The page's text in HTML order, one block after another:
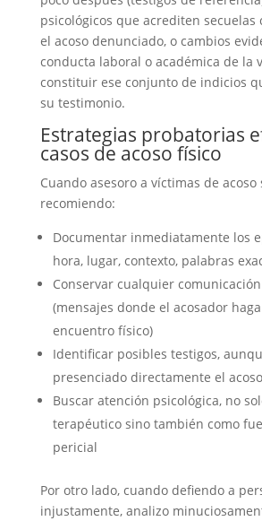
psicológicos que acrediten secuelas
el acoso denunciado, o cambios
conducta laboral o académica de la
constituir ese conjunto de indicios
su testimonio.
Estrategias probatorias
casos de acoso físico
Cuando asesoro a víctimas de acoso
recomiendo:
Documentar inmediatamente los
hora, lugar, contexto, palabras
Conservar cualquier
(mensajes donde el acosador
encuentro físico)
Identificar posibles testigos,
presenciado directamente el acoso
Buscar atención psicológica, no
terapéutico sino también como
pericial
Por otro lado, cuando defiendo a
injustamente, analizo